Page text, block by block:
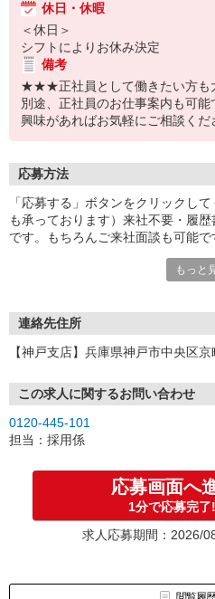
休日・休暇
＜休日＞
シフトによりお休み決定
備考
★★★正社員として働きたい方
別途、正社員のお仕事案内も可能
興味があればお気軽にご相談くだ
応募方法
「応募する」ボタンをクリックし
も承っております）来社不要・履
です。もちろんご来社面談も可能
もっと
連絡先住所
【神戸支店】兵庫県神戸市中央区
この求人に関するお問い合わせ
0120-445-101
担当：採用係
応募画面へ
1分で応募完了
求人応募期間：2026/